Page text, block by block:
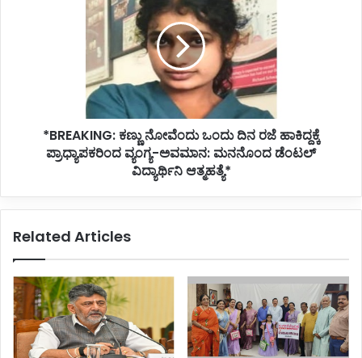
ಅವಮಾನ:
ಮನನೊಂದ
*BREAKING: ಕಣ್ಣು ನೋವೆಂದು ಒಂದು ದಿನ ರಜೆ ಹಾಕಿದ್ದಕ್ಕೆ
ಪ್ರಾಧ್ಯಾಪಕರಿಂದ ವ್ಯಂಗ್ಯ-ಅವಮಾನ: ಮನನೊಂದ ಡೆಂಟಲ್
ವಿದ್ಯಾರ್ಥಿನಿ ಆತ್ಮಹತ್ಯೆ*
Related Articles